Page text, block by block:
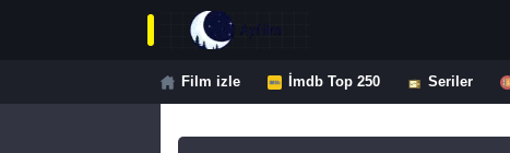
Film izle İmdb Top 250 Seriler